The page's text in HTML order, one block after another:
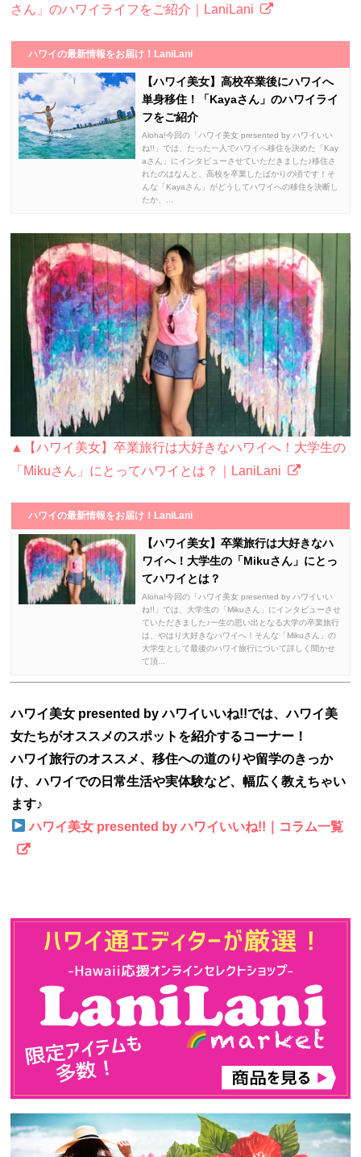
さん」のハワイライフをご紹介｜LaniLani
ハワイの最新情報をお届け！LaniLani
【ハワイ美女】高校卒業後にハワイへ
単身移住！「Kayaさん」のハワイライ
フをご紹介
Aloha!今回の「ハワイ美女 presented by ハワイいい
ね!!」では、たった一人でハワイへ移住を決めた「Kay
aさん」にインタビューさせていただきました♪移住さ
れたのはなんと、高校を卒業したばかりの頃です！そ
んな「Kayaさん」がどうしてハワイへの移住を決断し
たか、...
▲【ハワイ美女】卒業旅行は大好きなハワイへ！大学生の
「Mikuさん」にとってハワイとは？｜LaniLani
ハワイの最新情報をお届け！LaniLani
【ハワイ美女】卒業旅行は大好きなハ
ワイへ！大学生の「Mikuさん」にとっ
てハワイとは？
Aloha!今回の「ハワイ美女 presented by ハワイいい
ね!!」では、大学生の「Mikuさん」にインタビューさせ
ていただきました♪一生の思い出となる大学の卒業旅行
は、やはり大好きなハワイへ！そんな「Mikuさん」の
大学生として最後のハワイ旅行について詳しく聞かせ
て頂...
ハワイ美女 presented by ハワイいいね!!では、ハワイ美
女たちがオススメのスポットを紹介するコーナー！
ハワイ旅行のオススメ、移住への道のりや留学のきっか
け、ハワイでの日常生活や実体験など、幅広く教えちゃい
ます♪
ハワイ美女 presented by ハワイいいね!!｜コラム一覧